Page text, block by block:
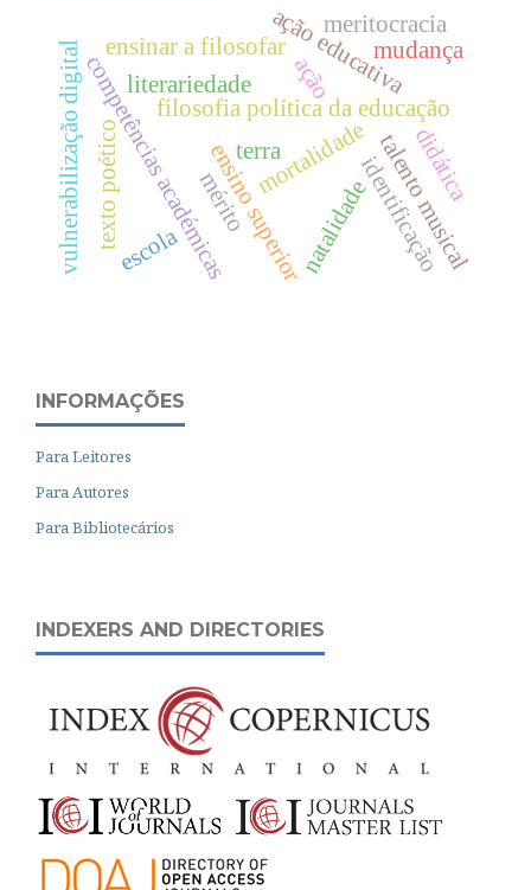
ensino superior
filosofia política da educação
competências académicas ação
natalidade
mortalidade
vulnerabilização digital ação educativa
escola
mudança
mérito
literariedade
texto poético talento musical
ensinar a filosofar
identificação
meritocracia
terra didática
INFORMAÇÕES
Para Leitores
Para Autores
Para Bibliotecários
INDEXERS AND DIRECTORIES